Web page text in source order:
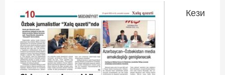
Кези